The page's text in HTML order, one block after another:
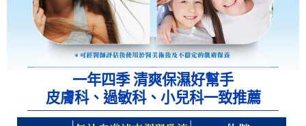
一年四季 清爽保濕好幫手
皮膚科、過敏科、小兒科一致推薦